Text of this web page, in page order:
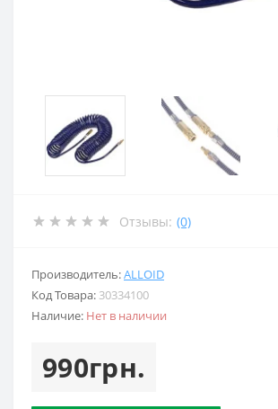
Отзывы: (0)
Производитель:ALLOID
Код Товара: 30334100
Наличие: Нет в наличии
990грн.